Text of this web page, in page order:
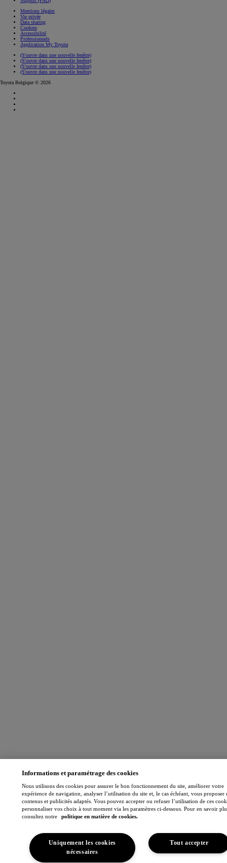
Mentions légales
Vie privée
Data sharing
Cookies
Accessibilité
Professionnels
Application My Toyota
(S'ouvre dans une nouvelle fenêtre)
(S'ouvre dans une nouvelle fenêtre)
(S'ouvre dans une nouvelle fenêtre)
(S'ouvre dans une nouvelle fenêtre)
Toyota Belgique © 2026
Informations et paramétrage des cookies
Nous utilisons des cookies pour assurer le bon fonctionnement du site, améliorer votre
expérience de navigation, analyser l’utilisation du site et, le cas échéant, vous proposer
contenus et publicités adaptés. Vous pouvez accepter ou refuser l’utilisation de ces
personnaliser vos choix à tout moment via les paramètres ci-dessous. Pour en savoir
consultez notre
politique en matière de cookies.
Tout accepter
Uniquement les cookies
nécessaires